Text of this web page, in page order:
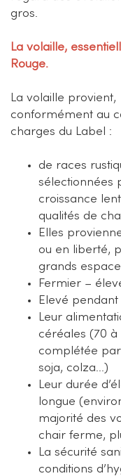
gros.
La volaille,
Rouge.
La volaille provient,
conformément au
charges du Label :
de races
sélectionnées
croissance
qualités de
Elles
ou en liberté,
grands
Fermier –
Elevé
Leur
céréales (70 à
complétée
soja, colza…)
Leur durée
longue
majorité des
chair ferme,
La sécurité
conditions